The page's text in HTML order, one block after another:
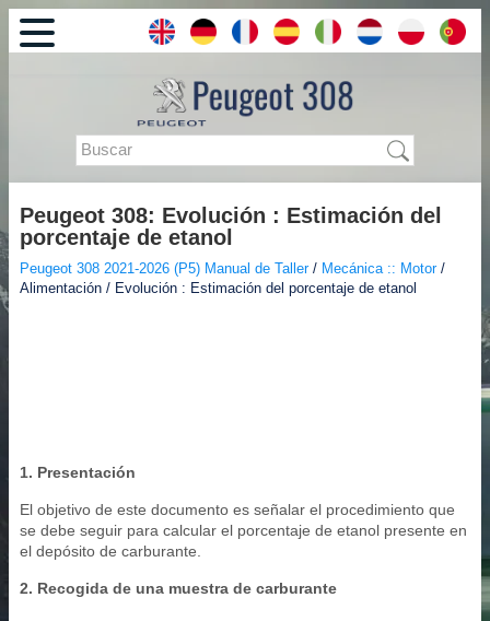
Peugeot 308: Evolución : Estimación del
porcentaje de etanol
Peugeot 308 2021-2026 (P5) Manual de Taller/ Mecánica :: Motor/
Alimentación / Evolución : Estimación del porcentaje de etanol
1. Presentación
El objetivo de este documento es señalar el procedimiento que
se debe seguir para calcular el porcentaje de etanol presente en
el depósito de carburante.
2. Recogida de una muestra de carburante